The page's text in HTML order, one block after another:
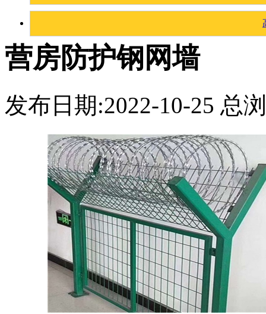
营房防护钢网墙
发布日期:2022-10-25 总